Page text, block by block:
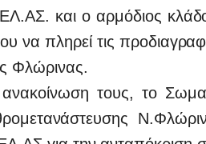
και ο αρμόδιος
να πληρεί τις
Φλώρινας.
τους, το